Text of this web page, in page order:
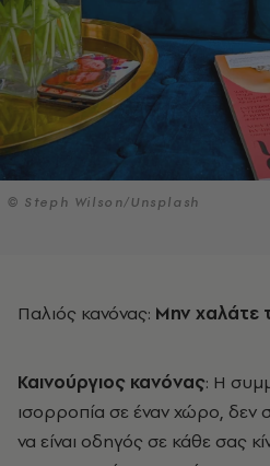
© Steph Wilson/Unsplash
Παλιός κανόνας: Μην χαλάτε
Καινούργιος κανόνας: Η
ισορροπία σε έναν χώρο, δεν
να είναι οδηγός σε κάθε σας